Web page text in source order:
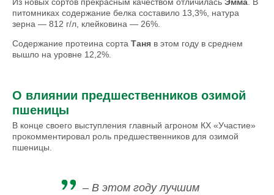
Из новых сортов прекрасным качеством отличилась Эмма. В
питомниках содержание белка составило 13,3%, натура
зерна — 812 г/л, клейковина — 26%.
Содержание протеина сорта Таня в этом году в среднем
вышло на уровне 12,2%.
О влиянии предшественников озимой
пшеницы
В конце своего выступления главный агроном КХ «Участие»
прокомментировал роль предшественников для озимой
пшеницы.
– В этом году лучшим